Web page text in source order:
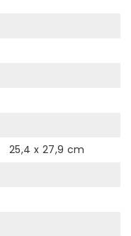
25,4 x 27,9 cm